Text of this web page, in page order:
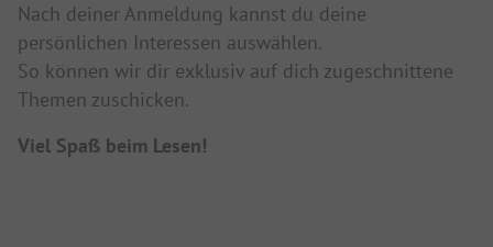
Nach deiner Anmeldung kannst du deine
persönlichen Interessen auswählen.
So können wir dir exklusiv auf dich zugeschnittene
Themen zuschicken.
Viel Spaß beim Lesen!